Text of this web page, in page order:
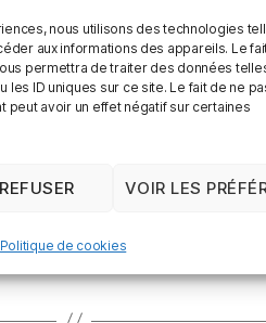
nous utilisons des technologies
aux informations des appareils. Le
permettra de traiter des données
les ID uniques sur ce site. Le fait de ne
peut avoir un effet négatif sur certaines
REFUSER VOIR LES
Politique de cookies
de certification
de formation ;
de certification